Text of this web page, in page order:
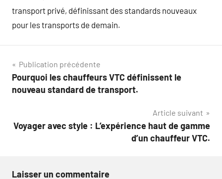
transport privé, définissant des standards nouveaux
pour les transports de demain.
Navigation
de
Publication précédente
Pourquoi les chauffeurs VTC définissent le
nouveau standard de transport.
Article suivant
Voyager avec style : L’expérience haut de gamme
d’un chauffeur VTC.
Laisser un commentaire